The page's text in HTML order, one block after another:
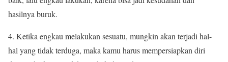
hasilnya buruk.
4. Ketika engkau melakukan sesuatu, mungkin akan terjadi hal-
hal yang tidak terduga, maka kamu harus mempersiapkan diri